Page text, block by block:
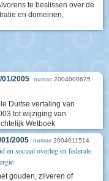
te beslissen over de
en domeinen,
01/2005 numac 2004000675
Duitse vertaling van
tot wijziging van
Wetboek
2005 numac 2004011514
en sociaal overleg en federale
gouden, zilveren of